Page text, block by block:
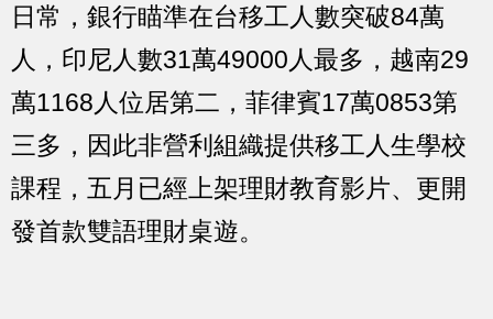
日常，銀行瞄準在台移工人數突破84萬
人，印尼人數31萬49000人最多，越南29
萬1168人位居第二，菲律賓17萬0853第
三多，因此非營利組織提供移工人生學校
課程，五月已經上架理財教育影片、更開
發首款雙語理財桌遊。